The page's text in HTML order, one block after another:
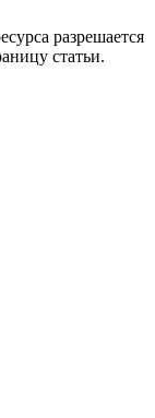
разрешается
статьи.